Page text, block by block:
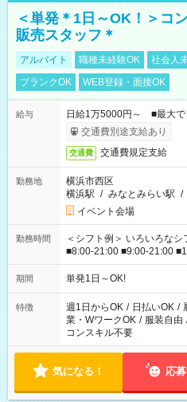
＜単発＊1日～OK！＞コ
販売スタッフ＊
アルバイト 職種未経験OK 社会人
ブランクOK
WEB登録・面接OK
給与
日給1万5000円～ ■最大で
交通費別途支給あり
交通費 交通費規定支給
勤務地
横浜市西区
横浜駅 / みなとみらい駅 /
イベント会場
勤務時間
＜シフト例＞ いろいろな
■8:00-21:00 ■9:00-21:00
期間 単発1日～OK!
特徴 週1日からOK / 日払いOK /
業・WワークOK / 服装自由
コンスキル不要
気になる！ 応